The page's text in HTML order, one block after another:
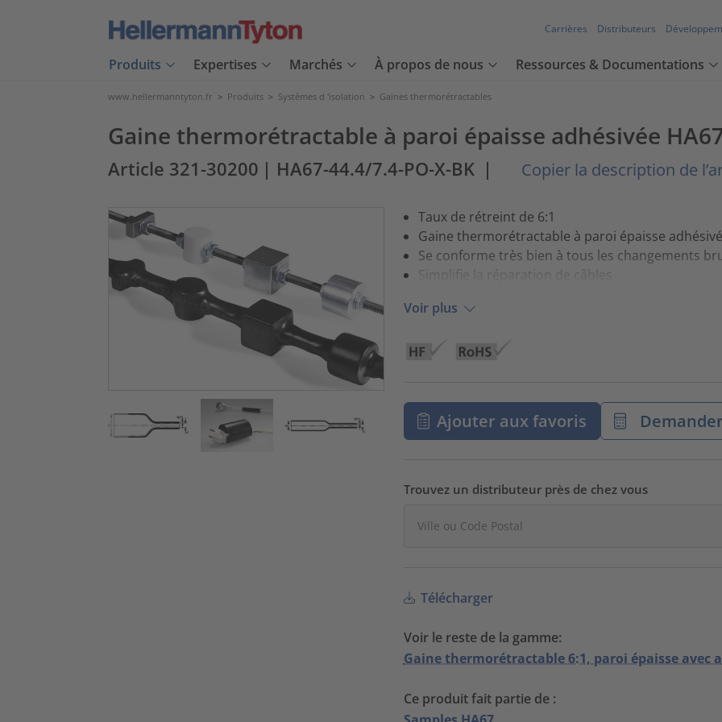
Carrières Distributeurs
Produits Expertises Marchés À propos de nous Ressources & Documentations
www.hellermanntyton.fr > Produits > Systèmes d 'isolation > Gaines thermorétractables
Gaine thermorétractable à paroi épaisse adhésivée
Article 321-30200 | HA67-44.4/7.4-PO-X-BK | Copier la description de
Taux de rétreint de 6:1
Gaine thermorétractable à paroi épaisse
Se conforme très bien à tous les changements
Simplifie la réparation de câbles
Voir plus
Ajouter aux favoris
Trouvez un distributeur près de chez vous
Télécharger
Voir le reste de la gamme:
Gaine thermorétractable 6:1, paroi épaisse avec
Ce produit fait partie de :